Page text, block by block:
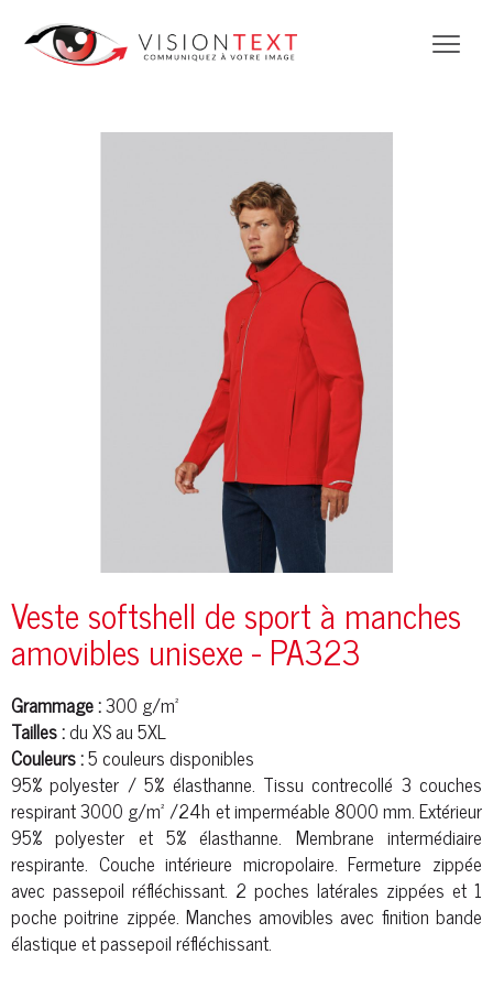
Veste softshell de sport à manches
amovibles unisexe - PA323
Grammage :300 g/m²
Tailles :du XS au 5XL
Couleurs :5 couleurs disponibles
95%polyester / 5% élasthanne. Tissu contrecollé 3 couches
respirant 3000 g/m² /24h et imperméable 8000 mm. Extérieur
95%polyester et 5% élasthanne. Membrane intermédiaire
respirante. Couche intérieure micropolaire. Fermeture zippée
avec passepoil réfléchissant. 2 poches latérales zippées et 1
poche poitrine zippée. Manches amovibles avec finition bande
élastique et passepoil réfléchissant.